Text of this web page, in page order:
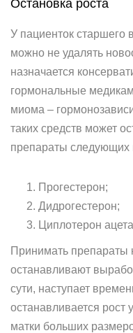
Остановка роста
У пациенток старшего
можно не удалять
назначается
гормональные
миома –
таких средств может
препараты следующих
Прогестерон;
Дидрогестерон;
Циплотерон
Принимать препараты
останавливают
сути, наступает
останавливается
матки больших